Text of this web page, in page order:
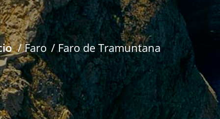
/ Faro / Faro de Tramuntana